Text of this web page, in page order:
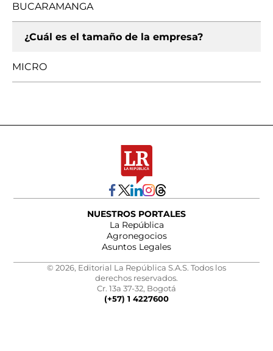
BUCARAMANGA
¿Cuál es el tamaño de la empresa?
MICRO
NUESTROS PORTALES
La República
Agronegocios
Asuntos Legales
© 2026, Editorial La República S.A.S. Todos los
derechos reservados.
Cr. 13a 37-32, Bogotá
(+57) 1 4227600